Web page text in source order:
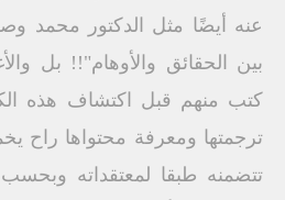
عنه أيضًا مثل الدكتور محمد
بين الحقائق والأوهام"!! بل
كتب منهم قبل اكتشاف هذه
ترجمتها ومعرفة محتواها راح
تتضمنه طبقا لمعتقداته وبحسب